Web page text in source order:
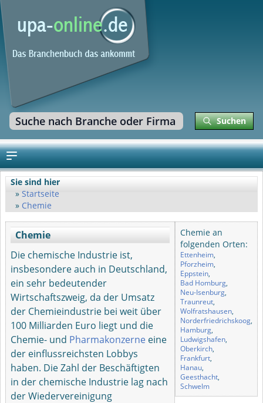
Suchen
Sie sind hier
Startseite
Chemie
Chemie
Die chemische Industrie ist,
insbesondere auch in Deutschland,
ein sehr bedeutender
Wirtschaftszweig, da der Umsatz
der Chemieindustrie bei weit über
100 Milliarden Euro liegt und die
Chemie- und Pharmakonzerne eine
der einflussreichsten Lobbys
haben. Die Zahl der Beschäftigten
in der chemische Industrie lag nach
der Wiedervereinigung
Chemie an
folgenden Orten:
Ettenheim,
Pforzheim,
Eppstein,
Bad Homburg,
Neu-Isenburg,
Traunreut,
Wolfratshausen,
Norderfriedrichskoog,
Hamburg,
Ludwigshafen,
Oberkirch,
Frankfurt,
Hanau,
Geesthacht,
Schwelm